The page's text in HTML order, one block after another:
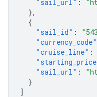
"sail_url" :
},
{
"sail_id" :
"currency_code"
"cruise_line" :
"sail_url" :
}
]